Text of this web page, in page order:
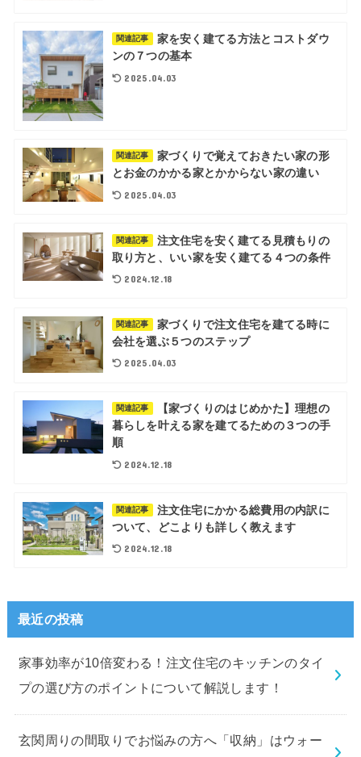
関連記事
家を安く建てる方法とコストダウ
ンの７つの基本
2025.04.03
関連記事
家づくりで覚えておきたい家の形
とお金のかかる家とかからない家の違い
2025.04.03
関連記事
注文住宅を安く建てる見積もりの
取り方と、いい家を安く建てる４つの条件
2024.12.18
関連記事
家づくりで注文住宅を建てる時に
会社を選ぶ５つのステップ
2025.04.03
関連記事
【家づくりのはじめかた】理想の
暮らしを叶える家を建てるための３つの手
順
2024.12.18
関連記事
注文住宅にかかる総費用の内訳に
ついて、どこよりも詳しく教えます
2024.12.18
最近の投稿
家事効率が10倍変わる！注文住宅のキッチンのタイ
プの選び方のポイントについて解説します！
玄関周りの間取りでお悩みの方へ「収納」はウォー